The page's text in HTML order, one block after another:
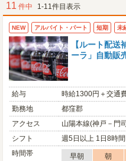
11 件中 1-11件目表示
NEW アルバイト・パート 短期 未
【ルート配
ーラ」自動販
給与
時給1300円＋交通
勤務地
都窪郡
アクセス
山陽本線(神戸－門
シフト
週5日以上 1日8時
時間帯
早朝 朝